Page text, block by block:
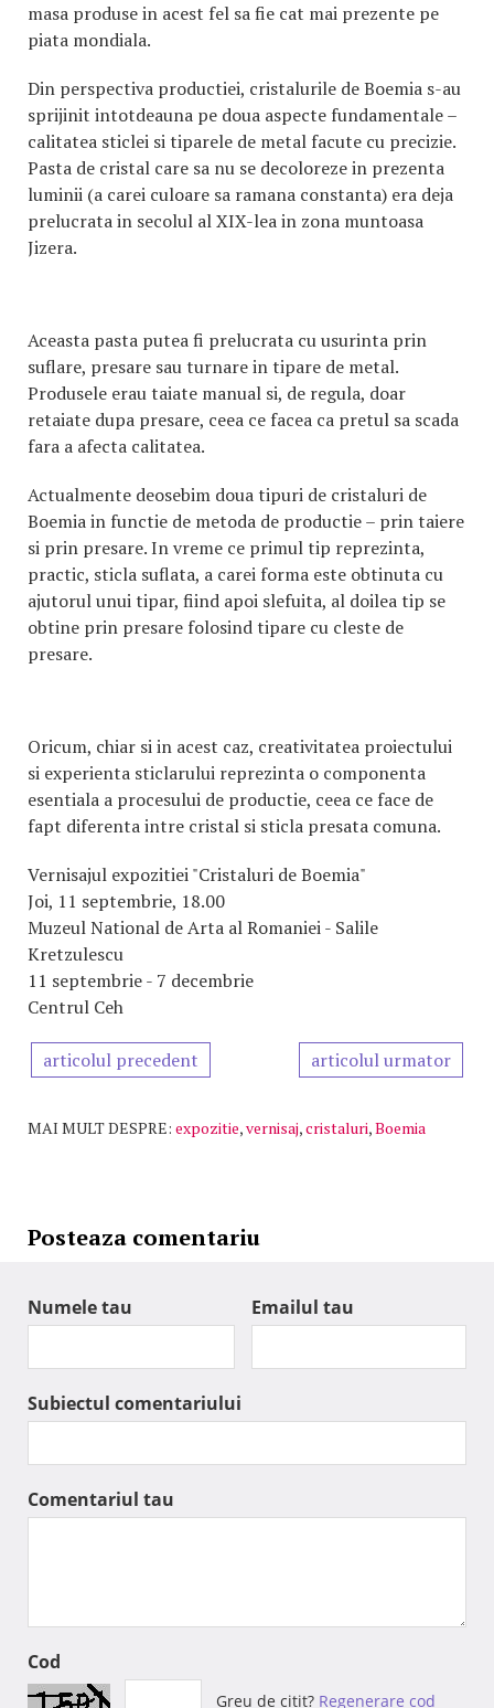
masa produse in acest fel sa fie cat mai prezente pe
piata mondiala.
Din perspectiva productiei, cristalurile de Boemia s-au
sprijinit intotdeauna pe doua aspecte fundamentale –
calitatea sticlei si tiparele de metal facute cu precizie.
Pasta de cristal care sa nu se decoloreze in prezenta
luminii (a carei culoare sa ramana constanta) era deja
prelucrata in secolul al XIX-lea in zona muntoasa
Jizera.
Aceasta pasta putea fi prelucrata cu usurinta prin
suflare, presare sau turnare in tipare de metal.
Produsele erau taiate manual si, de regula, doar
retaiate dupa presare, ceea ce facea ca pretul sa scada
fara a afecta calitatea.
Actualmente deosebim doua tipuri de cristaluri de
Boemia in functie de metoda de productie – prin taiere
si prin presare. In vreme ce primul tip reprezinta,
practic, sticla suflata, a carei forma este obtinuta cu
ajutorul unui tipar, fiind apoi slefuita, al doilea tip se
obtine prin presare folosind tipare cu cleste de
presare.
Oricum, chiar si in acest caz, creativitatea proiectului
si experienta sticlarului reprezinta o componenta
esentiala a procesului de productie, ceea ce face de
fapt diferenta intre cristal si sticla presata comuna.
Vernisajul expozitiei "Cristaluri de Boemia"
Joi, 11 septembrie, 18.00
Muzeul National de Arta al Romaniei - Salile
Kretzulescu
11 septembrie - 7 decembrie
Centrul Ceh
articolul precedent articolul urmator
MAI MULT DESPRE: expozitie,vernisaj,cristaluri,Boemia
Posteaza comentariu
Numele tau Emailul tau
Subiectul comentariului
Comentariul tau
Cod
Greu de citit? Regenerare cod